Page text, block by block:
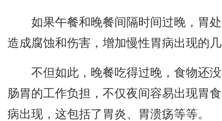
如果午餐和晚餐间隔时间过晚，胃
造成腐蚀和伤害，增加慢性胃病出现的
不但如此，晚餐吃得过晚，食物还
肠胃的工作负担，不仅夜间容易出现胃
病出现，这包括了胃炎、胃溃疡等等。